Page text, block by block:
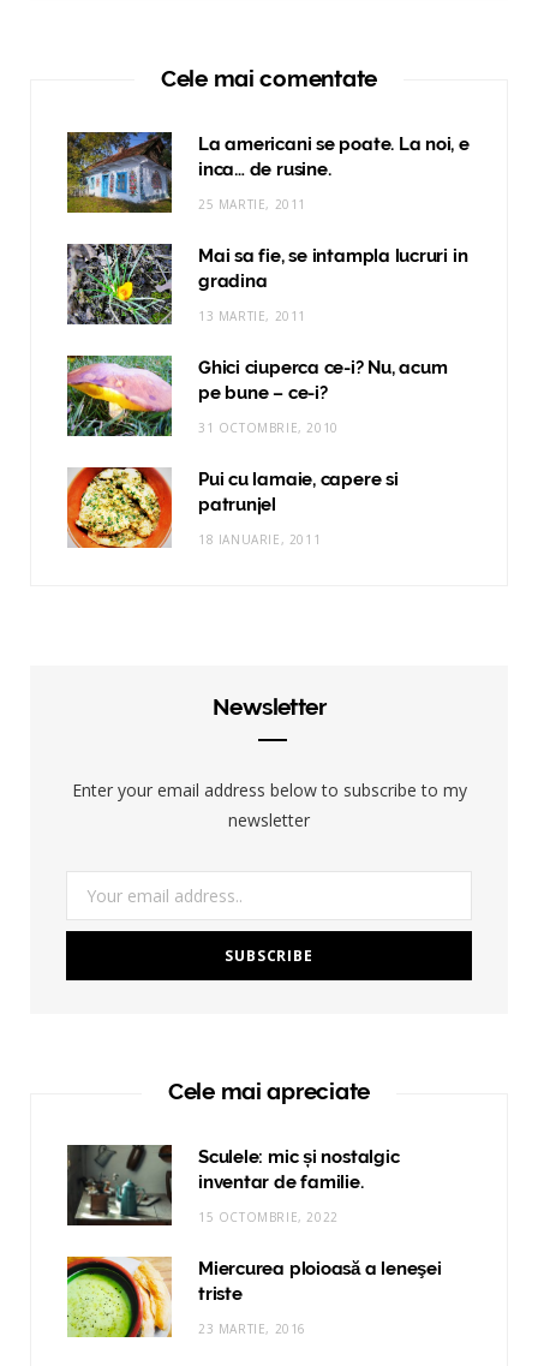
Cele mai comentate
La americani se poate. La noi, e
inca… de rusine.
25 MARTIE, 2011
Mai sa fie, se intampla lucruri in
gradina
13 MARTIE, 2011
Ghici ciuperca ce-i? Nu, acum
pe bune – ce-i?
31 OCTOMBRIE, 2010
Pui cu lamaie, capere si
patrunjel
18 IANUARIE, 2011
Newsletter
Enter your email address below to subscribe to my
newsletter
Cele mai apreciate
Sculele: mic și nostalgic
inventar de familie.
15 OCTOMBRIE, 2022
Miercurea ploioasă a leneşei
triste
23 MARTIE, 2016